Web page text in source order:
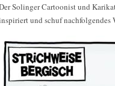
Solinger Cartoonist und
und schuf nachfolgendes